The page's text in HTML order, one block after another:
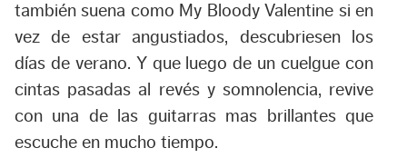
también suena como My Bloody Valentine si en
vez de estar angustiados, descubriesen los
días de verano. Y que luego de un cuelgue con
cintas pasadas al revés y somnolencia, revive
con una de las guitarras mas brillantes que
escuche en mucho tiempo.